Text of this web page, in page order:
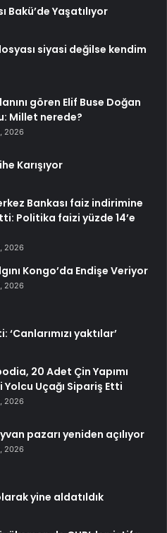
Bakü’de Yaşatılıyor
siyasi değilse kendim
gören Elif Buse Doğan
Millet nerede?
2026
Karışıyor
Bankası faiz indirimine
Politika faizi yüzde 14’e
2026
Kongo’da Endişe Veriyor
2026
yaktılar’
20 Adet Çin Yapımı
Yolcu Uçağı Sipariş Etti
2026
pazarı yeniden açılıyor
2026
yine aldatıldık